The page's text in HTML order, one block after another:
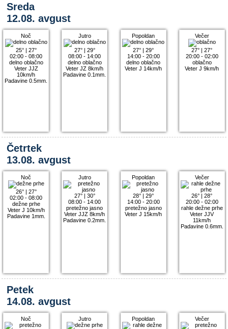
Sreda
12.08. avgust
Noč
25°| 27°
02:00 - 08:00
delno oblačno
Veter JJZ
10km/h
Padavine 0.5mm.
Jutro
27°| 29°
08:00 - 14:00
delno oblačno
Veter JZ 8km/h
Padavine 0.1mm.
Popoldan
27° |29°
14:00 - 20:00
delno oblačno
Veter J 14km/h
Večer
27° |27°
20:00 - 02:00
oblačno
Veter J 9km/h
Četrtek
13.08. avgust
Noč
26°| 27°
02:00 - 08:00
dežne prhe
Veter J 10km/h
Padavine 1mm.
Jutro
27°| 30°
08:00 - 14:00
pretežno jasno
Veter JJZ 8km/h
Padavine 0.2mm.
Popoldan
28° |29°
14:00 - 20:00
pretežno jasno
Veter J 15km/h
Večer
26° |28°
20:00 - 02:00
rahle dežne prhe
Veter JJV
11km/h
Padavine 0.6mm.
Petek
14.08. avgust
Noč Jutro Popoldan Večer